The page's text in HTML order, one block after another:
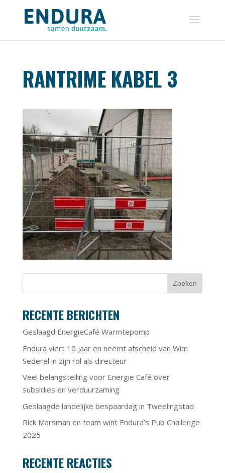
RANTRIME KABEL 3
RECENTE BERICHTEN
Geslaagd EnergieCafé Warmtepomp
Endura viert 10 jaar en neemt afscheid van Wim
Sederel in zijn rol als directeur
Veel belangstelling voor Energie Café over
subsidies en verduurzaming
Geslaagde landelijke bespaardag in Tweelingstad
Rick Marsman en team wint Endura’s Pub Challenge
2025
RECENTE REACTIES